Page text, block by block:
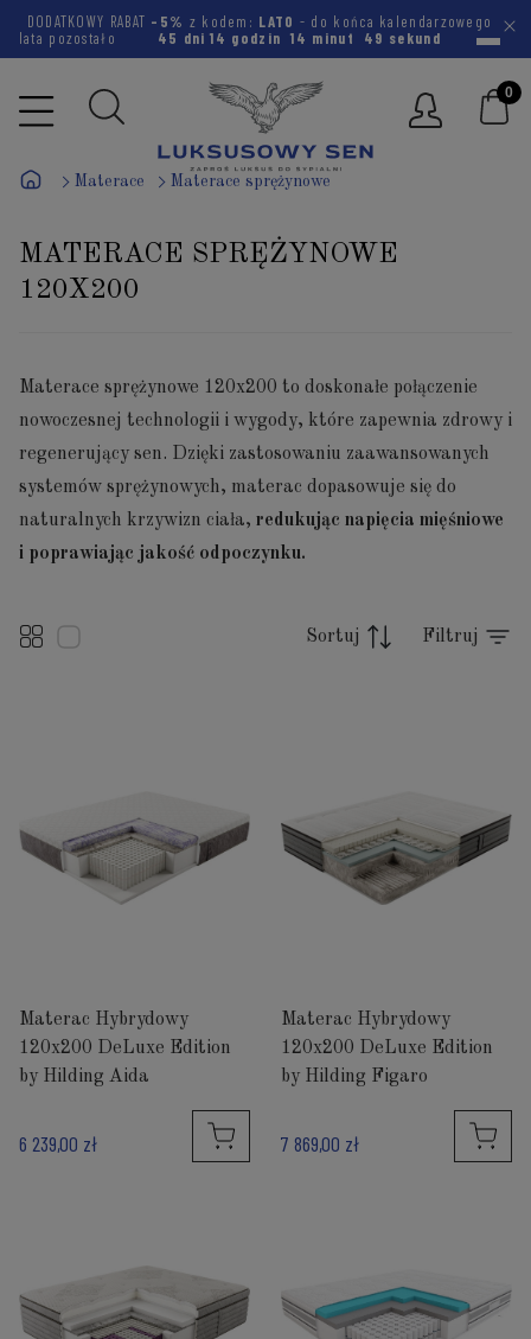
DODATKOWY RABAT -5% z kodem: LATO - do końca kalendarzowego
lata pozostało
45 dni 14 godzin 14 minut 48 sekund
Materace Materace sprężynowe
MATERACE SPRĘŻYNOWE
120X200
Materace sprężynowe 120x200 to doskonałe połączenie
nowoczesnej technologii i wygody, które zapewnia zdrowy i
regenerujący sen. Dzięki zastosowaniu zaawansowanych
systemów sprężynowych, materac dopasowuje się do
naturalnych krzywizn ciała, redukując napięcia mięśniowe
i poprawiając jakość odpoczynku.
Sortuj Filtruj
Materac Hybrydowy
120x200 DeLuxe Edition
by Hilding Aida
6 239,00 zł
Materac Hybrydowy
120x200 DeLuxe Edition
by Hilding Figaro
7 869,00 zł